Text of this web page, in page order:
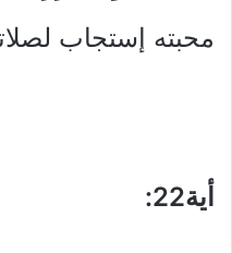
محبته إستجاب
أية22 :